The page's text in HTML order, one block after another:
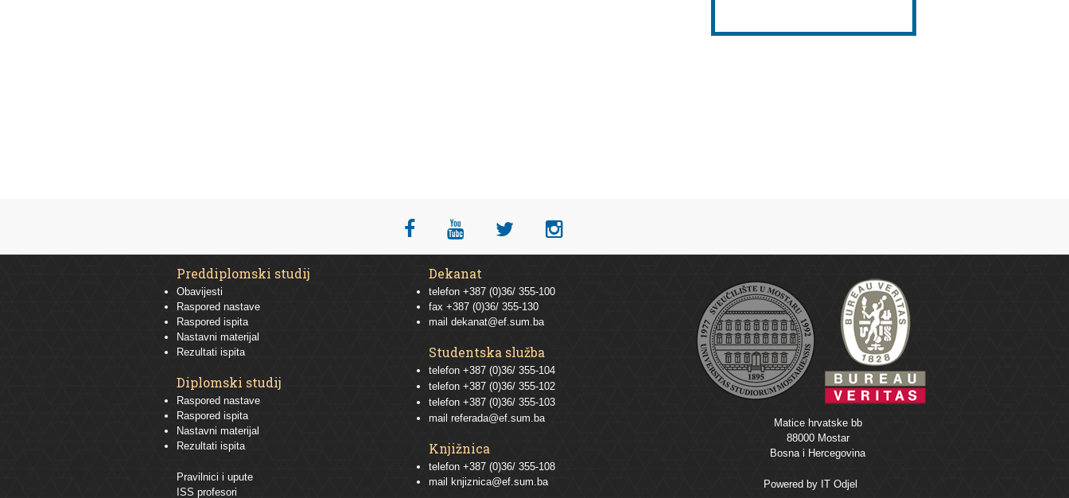
Preddiplomski studij
Obavijesti
Raspored nastave
Raspored ispita
Nastavni materijal
Rezultati ispita
Diplomski studij
Raspored nastave
Raspored ispita
Nastavni materijal
Rezultati ispita
Pravilnici i upute
ISS profesori
Dekanat
telefon +387 (0)36/ 355-100
fax +387 (0)36/ 355-130
mail dekanat@ef.sum.ba
Studentska služba
telefon +387 (0)36/ 355-104
telefon +387 (0)36/ 355-102
telefon +387 (0)36/ 355-103
mail referada@ef.sum.ba
Knjižnica
telefon +387 (0)36/ 355-108
mail
knjiznica@ef.sum.ba
Matice hrvatske bb
88000 Mostar
Bosna i Hercegovina
Powered by IT Odjel